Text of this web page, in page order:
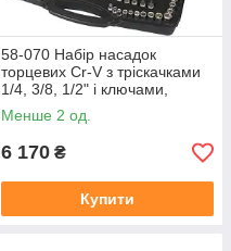
58-070 Набір насадок
торцевих Cr-V з тріскачками
1/4, 3/8, 1/2" і ключами,
120шт
Менше 2 од.
6 170 ₴
Купити